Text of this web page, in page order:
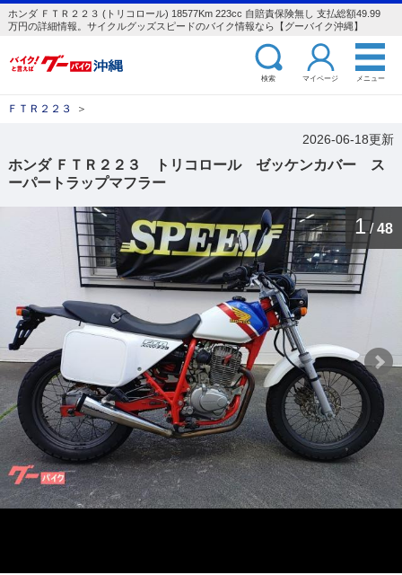
ホンダ ＦＴＲ２２３ (トリコロール) 18577Km 223cc 自賠責保険無し 支払総額49.99
万円の詳細情報。サイクルグッズスピードのバイク情報なら【グーバイク沖縄】
検索 マイページ メニュー
ＦＴＲ２２３ ＞
2026-06-18更新
ホンダ ＦＴＲ２２３ トリコロール ゼッケンカバー ス
ーパートラップマフラー
1 / 48